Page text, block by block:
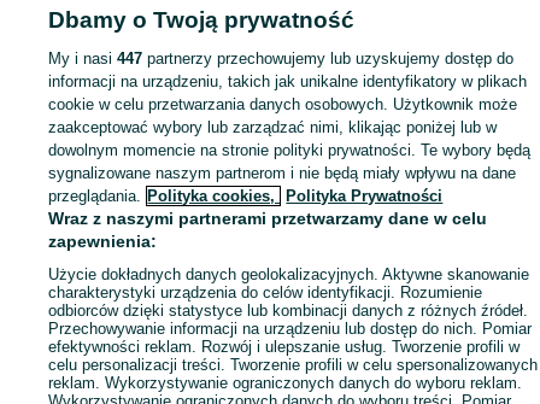
Popularne wyszukiwania
Dbamy o Twoją prywatność
My i nasi447 partnerzy przechowujemy lub uzyskujemy dostęp do
informacji na urządzeniu, takich jak unikalne identyfikatory w plikach
cookie w celu przetwarzania danych osobowych. Użytkownik może
zaakceptować wybory lub zarządzać nimi, klikając poniżej lub w
dowolnym momencie na stronie polityki prywatności. Te wybory będą
sygnalizowane naszym partnerom i nie będą miały wpływu na dane
przeglądania. Polityka cookies, Polityka Prywatności
Wraz z naszymi partnerami przetwarzamy dane w celu
zapewnienia:
Użycie dokładnych danych geolokalizacyjnych. Aktywne skanowanie
charakterystyki urządzenia do celów identyfikacji. Rozumienie
odbiorców dzięki statystyce lub kombinacji danych z różnych źródeł.
Przechowywanie informacji na urządzeniu lub dostęp do nich. Pomiar
efektywności reklam. Rozwój i ulepszanie usług. Tworzenie profili w
celu personalizacji treści. Tworzenie profili w celu spersonalizowanych
reklam. Wykorzystywanie ograniczonych danych do wyboru reklam.